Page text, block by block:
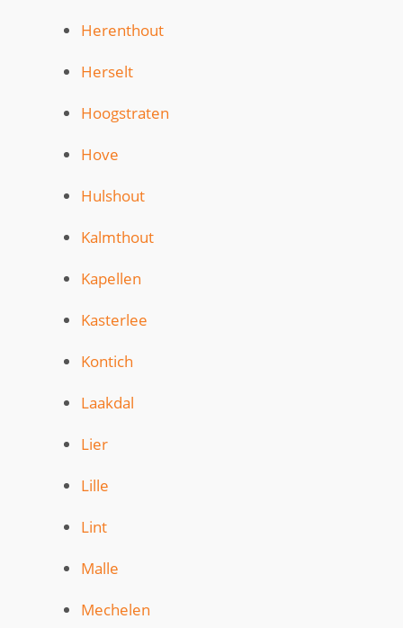
Herenthout
Herselt
Hoogstraten
Hove
Hulshout
Kalmthout
Kapellen
Kasterlee
Kontich
Laakdal
Lier
Lille
Lint
Malle
Mechelen